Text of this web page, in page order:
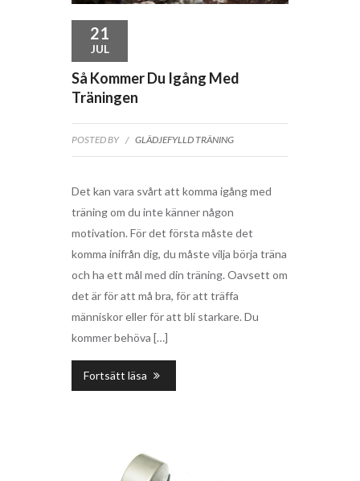
21
JUL
Så Kommer Du Igång Med
Träningen
POSTED BY / GLÄDJEFYLLD TRÄNING
Det kan vara svårt att komma igång med
träning om du inte känner någon
motivation. För det första måste det
komma inifrån dig, du måste vilja börja träna
och ha ett mål med din träning. Oavsett om
det är för att må bra, för att träffa
människor eller för att bli starkare. Du
kommer behöva […]
Fortsätt läsa